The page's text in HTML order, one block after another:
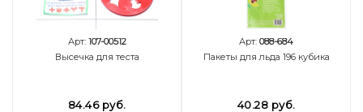
Арт: 107-00512
Высечка для теста
84.46 руб.
Арт: 088-684
Пакеты для льда 196 кубика
40.28 руб.